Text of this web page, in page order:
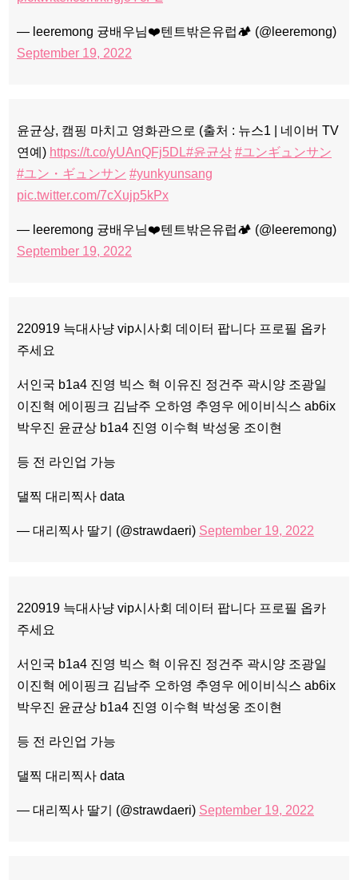
— leeremong 귱배우님❤️텐트밖은유럽🏕 (@leeremong)
September 19, 2022
윤균상, 캠핑 마치고 영화관으로 (출처 : 뉴스1 | 네이버 TV
연예) https://t.co/yUAnQFj5DL#윤균상 #ユンギュンサン
#ユン・ギュンサン #yunkyunsang
pic.twitter.com/7cXujp5kPx
— leeremong 귱배우님❤️텐트밖은유럽🏕 (@leeremong)
September 19, 2022
220919 늑대사냥 vip시사회 데이터 팝니다 프로필 옵카
주세요
서인국 b1a4 진영 빅스 혁 이유진 정건주 곽시양 조광일
이진혁 에이핑크 김남주 오하영 추영우 에이비식스 ab6ix
박우진 윤균상 b1a4 진영 이수혁 박성웅 조이현
등 전 라인업 가능
댈찍 대리찍사 data
— 대리찍사 딸기 (@strawdaeri) September 19, 2022
220919 늑대사냥 vip시사회 데이터 팝니다 프로필 옵카
주세요
서인국 b1a4 진영 빅스 혁 이유진 정건주 곽시양 조광일
이진혁 에이핑크 김남주 오하영 추영우 에이비식스 ab6ix
박우진 윤균상 b1a4 진영 이수혁 박성웅 조이현
등 전 라인업 가능
댈찍 대리찍사 data
— 대리찍사 딸기 (@strawdaeri) September 19, 2022